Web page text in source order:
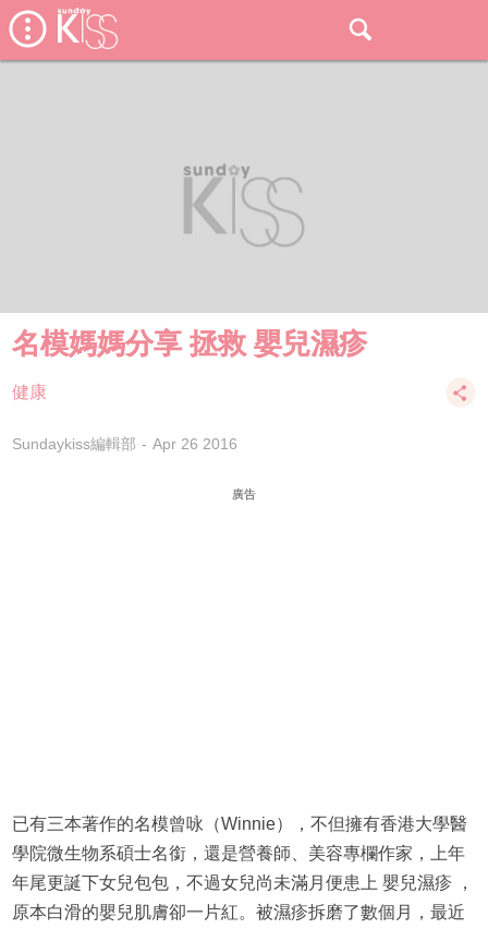
名模媽媽分享 拯救 嬰兒濕疹
健康
Sundaykiss編輯部 Apr 26 2016
廣告
已有三本著作的名模曾咏（Winnie），不但擁有香港大學醫
學院微生物系碩士名銜，還是營養師、美容專欄作家，上年
年尾更誕下女兒包包，不過女兒尚未滿月便患上 嬰兒濕疹 ，
原本白滑的嬰兒肌膚卻一片紅。被濕疹拆磨了數個月，最近